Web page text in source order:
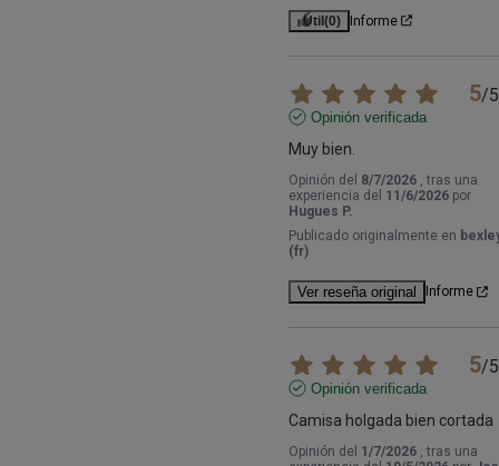
Útil(0) Informe
5/5
Opinión verificada
Muy bien.
Opinión del 8/7/2026
, tras una
experiencia del 11/6/2026 por
Hugues P.
Publicado originalmente en
(fr)
Ver reseña original Informe
5/5
Opinión verificada
Camisa holgada bien cortada
Opinión del 1/7/2026
, tras una